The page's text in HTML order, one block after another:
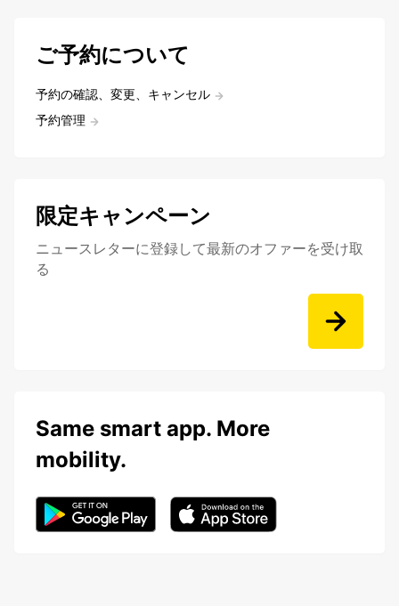
ご予約について
予約の確認、変更、キャンセル
予約管理
限定キャンペーン
ニュースレターに登録して最新のオファーを受け取
る
Same smart app. More
mobility.